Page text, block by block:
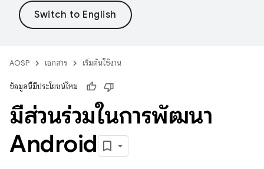
AOSP เอกสาร เริ่มต้นใช้งาน
ข้อมูลนี้มีประโยชน์ไหม
มีส่วนร่วมในการพัฒนา
Android